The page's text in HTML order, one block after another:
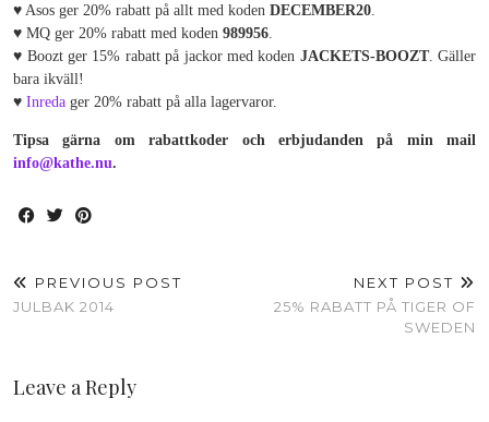
♥ Asos ger 20% rabatt på allt med koden DECEMBER20
♥ MQ ger 20% rabatt med koden 989956
♥ Boozt ger 15% rabatt på jackor med koden JACKETS-BOOZT. Gäller
bara ikväll!
♥ Inreda ger 20% rabatt på alla lagervaror.
Tipsa gärna om rabattkoder och erbjudanden på min mail
info@kathe.nu.
PREVIOUS POST
JULBAK 2014
NEXT POST
25% RABATT PÅ TIGER OF
SWEDEN
Leave a Reply